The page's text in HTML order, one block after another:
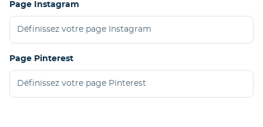
Page Instagram
Page Pinterest